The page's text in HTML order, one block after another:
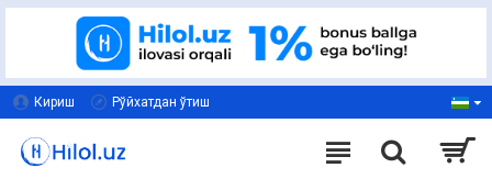
Кириш Рўйхатдан ўтиш